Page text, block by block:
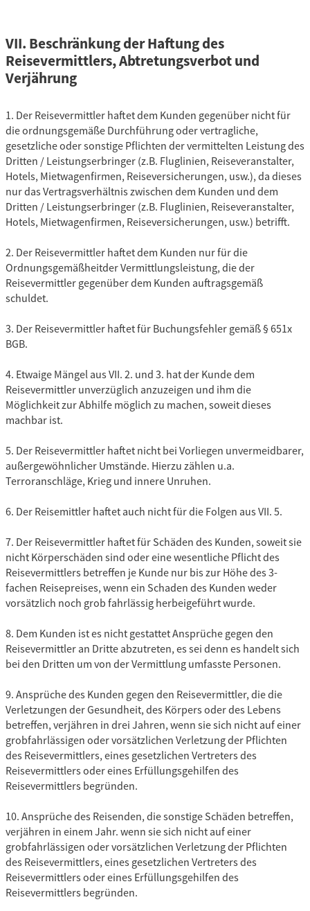
VII. Beschränkung der Haftung des
Reisevermittlers, Abtretungsverbot und
Verjährung
1. Der Reisevermittler haftet dem Kunden gegenüber nicht für
die ordnungsgemäße Durchführung oder vertragliche,
gesetzliche oder sonstige Pflichten der vermittelten Leistung des
Dritten / Leistungserbringer (z.B. Fluglinien, Reiseveranstalter,
Hotels, Mietwagenfirmen, Reiseversicherungen, usw.), da dieses
nur das Vertragsverhältnis zwischen dem Kunden und dem
Dritten / Leistungserbringer (z.B. Fluglinien, Reiseveranstalter,
Hotels, Mietwagenfirmen, Reiseversicherungen, usw.) betrifft.
2. Der Reisevermittler haftet dem Kunden nur für die
Ordnungsgemäßheitder Vermittlungsleistung, die der
Reisevermittler gegenüber dem Kunden auftragsgemäß
schuldet.
3. Der Reisevermittler haftet für Buchungsfehler gemäß § 651x
BGB.
4. Etwaige Mängel aus VII. 2. und 3. hat der Kunde dem
Reisevermittler unverzüglich anzuzeigen und ihm die
Möglichkeit zur Abhilfe möglich zu machen, soweit dieses
machbar ist.
5. Der Reisevermittler haftet nicht bei Vorliegen unvermeidbarer,
außergewöhnlicher Umstände. Hierzu zählen u.a.
Terroranschläge, Krieg und innere Unruhen.
6. Der Reisemittler haftet auch nicht für die Folgen aus VII. 5.
7. Der Reisevermittler haftet für Schäden des Kunden, soweit sie
nicht Körperschäden sind oder eine wesentliche Pflicht des
Reisevermittlers betreffen je Kunde nur bis zur Höhe des 3-
fachen Reisepreises, wenn ein Schaden des Kunden weder
vorsätzlich noch grob fahrlässig herbeigeführt wurde.
8. Dem Kunden ist es nicht gestattet Ansprüche gegen den
Reisevermittler an Dritte abzutreten, es sei denn es handelt sich
bei den Dritten um von der Vermittlung umfasste Personen.
9. Ansprüche des Kunden gegen den Reisevermittler, die die
Verletzungen der Gesundheit, des Körpers oder des Lebens
betreffen, verjähren in drei Jahren, wenn sie sich nicht auf einer
grobfahrlässigen oder vorsätzlichen Verletzung der Pflichten
des Reisevermittlers, eines gesetzlichen Vertreters des
Reisevermittlers oder eines Erfüllungsgehilfen des
Reisevermittlers begründen.
10. Ansprüche des Reisenden, die sonstige Schäden betreffen,
verjähren in einem Jahr. wenn sie sich nicht auf einer
grobfahrlässigen oder vorsätzlichen Verletzung der Pflichten
des Reisevermittlers, eines gesetzlichen Vertreters des
Reisevermittlers oder eines Erfüllungsgehilfen des
Reisevermittlers begründen.